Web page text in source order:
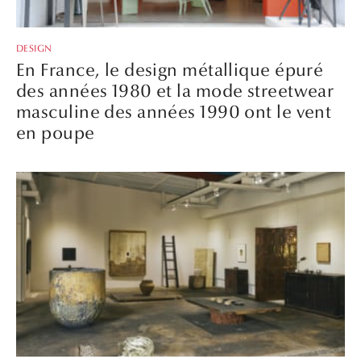
DESIGN
En France, le design métallique épuré
des années 1980 et la mode streetwear
masculine des années 1990 ont le vent
en poupe